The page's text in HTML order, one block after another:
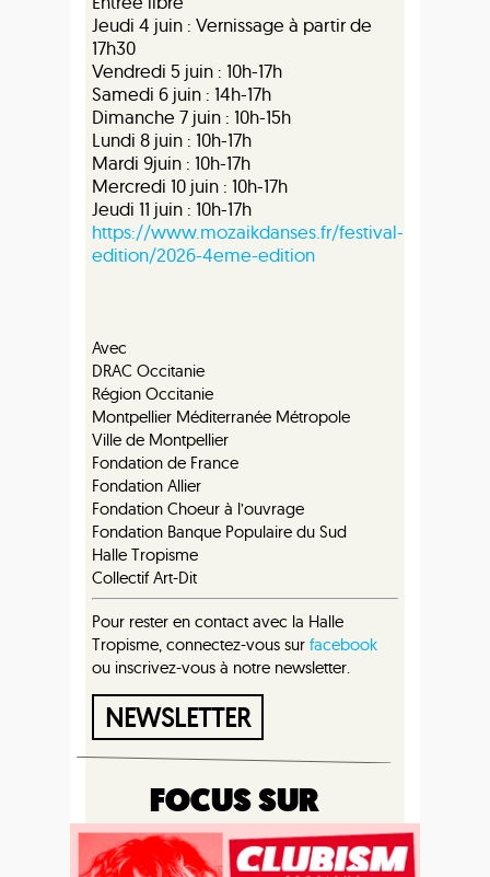
Jeudi 4 juin : Vernissage à partir de
17h30
Vendredi 5 juin : 10h-17h
Samedi 6 juin : 14h-17h
Dimanche 7 juin : 10h-15h
Lundi 8 juin : 10h-17h
Mardi 9juin : 10h-17h
Mercredi 10 juin : 10h-17h
Jeudi 11 juin : 10h-17h
https://www.mozaikdanses.fr/festival-
edition/2026-4eme-edition
Avec
DRAC Occitanie
Région Occitanie
Montpellier Méditerranée Métropole
Ville de Montpellier
Fondation de France
Fondation Allier
Fondation Choeur à l’ouvrage
Fondation Banque Populaire du Sud
Halle Tropisme
Collectif Art-Dit
Pour rester en contact avec la Halle
Tropisme, connectez-vous sur facebook
ou inscrivez-vous à notre newsletter.
NEWSLETTER
FOCUS SUR